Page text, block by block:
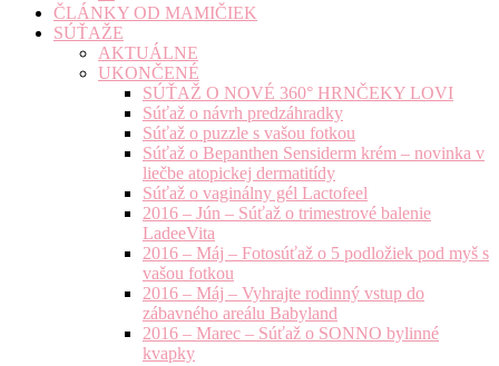
ČLÁNKY OD MAMIČIEK
SÚŤAŽE
AKTUÁLNE
UKONČENÉ
SÚŤAŽ O NOVÉ 360° HRNČEKY LOVI
Súťaž o návrh predzáhradky
Súťaž o puzzle s vašou fotkou
Súťaž o Bepanthen Sensiderm krém – novinka v
liečbe atopickej dermatitídy
Súťaž o vaginálny gél Lactofeel
2016 – Jún – Súťaž o trimestrové balenie
LadeeVita
2016 – Máj – Fotosúťaž o 5 podložiek pod myš s
vašou fotkou
2016 – Máj – Vyhrajte rodinný vstup do
zábavného areálu Babyland
2016 – Marec – Súťaž o SONNO bylinné
kvapky